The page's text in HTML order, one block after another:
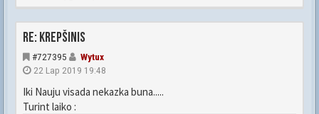
Re: Krepšinis
#727395
Wytux
22 Lap 2019 19:48
Iki Nauju visada nekazka buna.....
Turint laiko :